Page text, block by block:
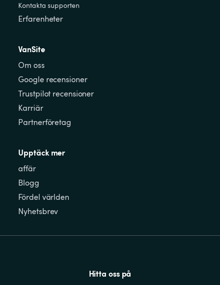
Kontakta supporten
Erfarenheter
VanSite
Om oss
Google recensioner
Trustpilot recensioner
Karriär
Partnerföretag
Upptäck mer
affär
Blogg
Fördel världen
Nyhetsbrev
Hitta oss på